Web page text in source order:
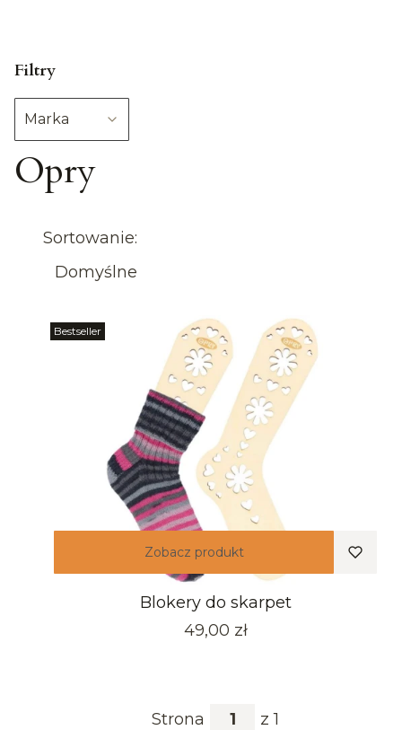
Filtry
Marka
Koniec filtrów
Opry
Lista produktów
Sortowanie:
Domyślne
Bestseller
Zobacz produkt
Blokery do skarpet
Cena
49,00 zł
Strona z 1